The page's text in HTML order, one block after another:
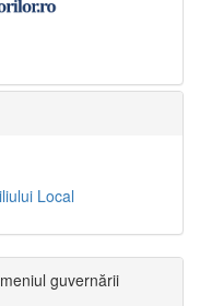
Local
guvernării